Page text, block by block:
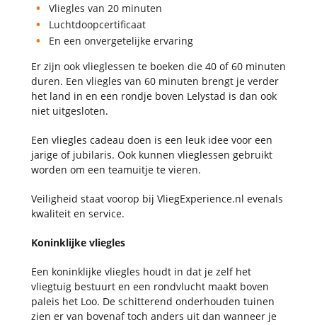
Vliegles van 20 minuten
Luchtdoopcertificaat
En een onvergetelijke ervaring
Er zijn ook vlieglessen te boeken die 40 of 60 minuten
duren. Een vliegles van 60 minuten brengt je verder
het land in en een rondje boven Lelystad is dan ook
niet uitgesloten.
Een vliegles cadeau doen is een leuk idee voor een
jarige of jubilaris. Ook kunnen vlieglessen gebruikt
worden om een teamuitje te vieren.
Veiligheid staat voorop bij VliegExperience.nl evenals
kwaliteit en service.
Koninklijke vliegles
Een koninklijke vliegles houdt in dat je zelf het
vliegtuig bestuurt en een rondvlucht maakt boven
paleis het Loo. De schitterend onderhouden tuinen
zien er van bovenaf toch anders uit dan wanneer je